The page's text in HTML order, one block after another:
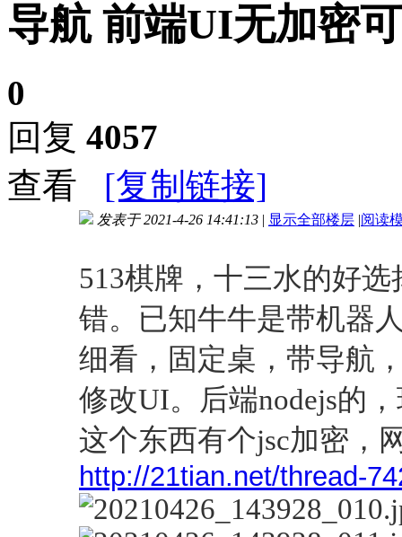
导航 前端UI无加密
0
回复 4057
查看
[复制链接]
发表于 2021-4-26 14:41:13 | 显示全部楼层 |阅读
513棋牌，十三水的好
错。已知牛牛是带机器
细看，固定桌，带导航
修改UI。后端nodejs的
这个东西有个jsc加密，
http://21tian.net/thread-